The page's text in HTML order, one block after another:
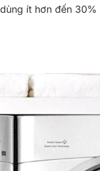
ít hơn đến